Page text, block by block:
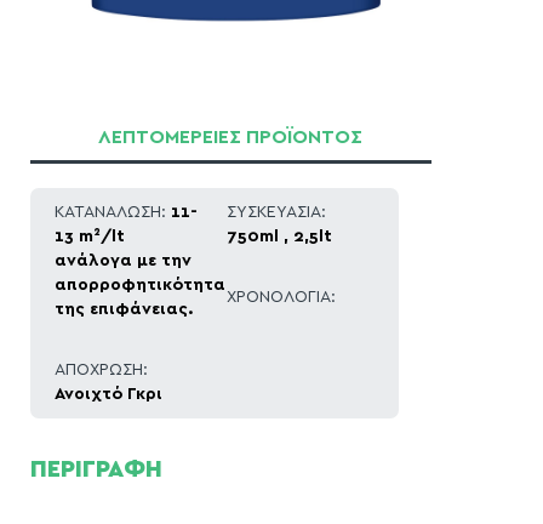
ΛΕΠΤΟΜΕΡΕΙΕΣ ΠΡΟΪΟΝΤΟΣ
ΚΑΤΑΝΑΛΩΣΗ: 11-
13 m²/lt
ανάλογα με την
απορροφητικότητα
της επιφάνειας.
ΑΠΟΧΡΩΣΗ:
Ανοιχτό Γκρι
ΣΥΣΚΕΥΑΣΙΑ:
750ml , 2,5lt
ΧΡΟΝΟΛΟΓΙΑ:
ΠΕΡΙΓΡΑΦΗ